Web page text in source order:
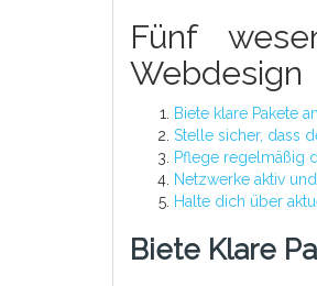
Fünf
Webdesign
Biete klare Pakete
Stelle sicher, dass
Pflege regelmäßig
Netzwerke aktiv
Halte dich über
Biete Klare